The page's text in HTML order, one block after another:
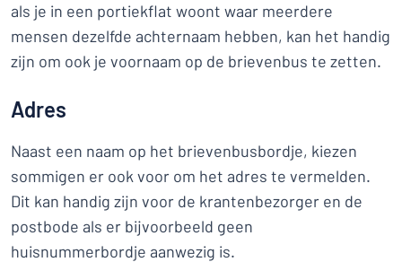
als je in een portiekflat woont waar meerdere
mensen dezelfde achternaam hebben, kan het handig
zijn om ook je voornaam op de brievenbus te zetten.
Adres
Naast een naam op het brievenbusbordje, kiezen
sommigen er ook voor om het adres te vermelden.
Dit kan handig zijn voor de krantenbezorger en de
postbode als er bijvoorbeeld geen
huisnummerbordje aanwezig is.